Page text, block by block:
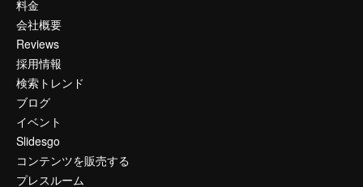
料金
会社概要
Reviews
採用情報
検索トレンド
ブログ
イベント
Slidesgo
コンテンツを販売する
プレスルーム